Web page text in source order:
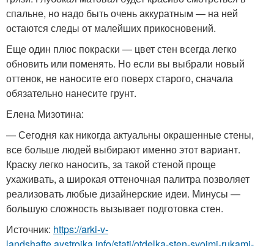
спальне, но надо быть очень аккуратным — на ней
остаются следы от малейших прикосновений.
Еще один плюс покраски — цвет стен всегда легко
обновить или поменять. Но если вы выбрали новый
оттенок, не наносите его поверх старого, сначала
обязательно нанесите грунт.
Елена Мизотина:
— Сегодня как никогда актуальны окрашенные стены,
все больше людей выбирают именно этот вариант.
Краску легко наносить, за такой стеной проще
ухаживать, а широкая оттеночная палитра позволяет
реализовать любые дизайнерские идеи. Минусы —
большую сложность вызывает подготовка стен.
Источник: https://arki-v-